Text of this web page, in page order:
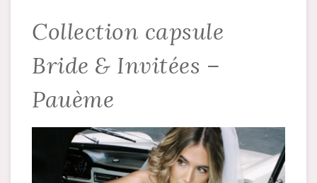
Collection capsule
Bride & Invitées –
Pauème